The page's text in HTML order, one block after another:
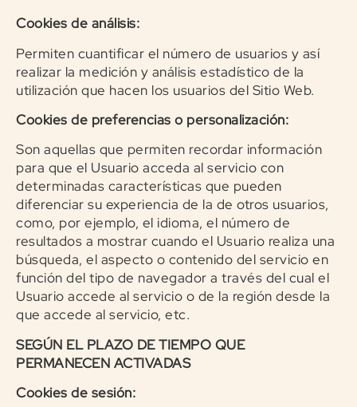
Cookies de análisis:
Permiten cuantificar el número de usuarios y así
realizar la medición y análisis estadístico de la
utilización que hacen los usuarios del Sitio Web.
Cookies de preferencias o personalización:
Son aquellas que permiten recordar información
para que el Usuario acceda al servicio con
determinadas características que pueden
diferenciar su experiencia de la de otros usuarios,
como, por ejemplo, el idioma, el número de
resultados a mostrar cuando el Usuario realiza una
búsqueda, el aspecto o contenido del servicio en
función del tipo de navegador a través del cual el
Usuario accede al servicio o de la región desde la
que accede al servicio, etc.
SEGÚN EL PLAZO DE TIEMPO QUE
PERMANECEN ACTIVADAS
Cookies de sesión: